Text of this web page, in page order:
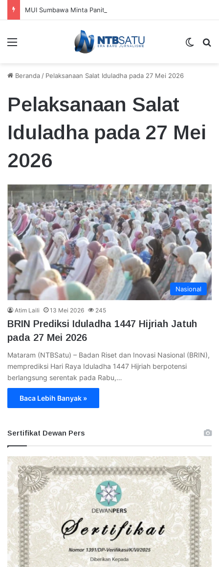
Menu
Beranda / Pelaksanaan Salat Iduladha pada 27 Mei 2026
Pelaksanaan Salat
Iduladha pada 27 Mei
2026
Nasional
Atim Laili 13 Mei 2026 245
BRIN Prediksi Iduladha 1447 Hijriah Jatuh
pada 27 Mei 2026
Mataram (NTBSatu) – Badan Riset dan Inovasi Nasional (BRIN),
memprediksi Hari Raya Iduladha 1447 Hijriah berpotensi
berlangsung serentak pada Rabu,…
Baca Lebih Banyak »
Sertifikat Dewan Pers